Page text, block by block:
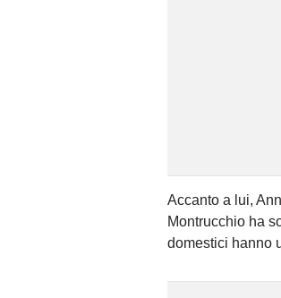
Accanto a lui,
Montrucchio ha
domestici hanno